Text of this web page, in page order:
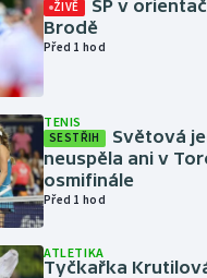
ŽIVĚ
SP v
Brodě
Před 1 hod
TENIS
SESTŘIH
Světová
neuspěla ani v
osmifinále
Před 1 hod
ATLETIKA
Tyčkařka